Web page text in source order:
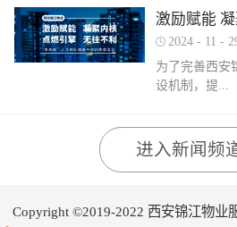
下的重要知识
考，比赛中，
出了各自领域
种共计取得了
的问题及知识
质部快速反应
内部专项培训
经验和答题技
充电，切勿长
车内严禁放置
移动电源等易
车载灭火器，
躺在床上、沙
可燃物品。
全，用完及时
“干烧”引发火
露水后不要立
获“全市技能
业曹林、张小
等奖”西安锦
竞赛“二等奖”
兵、潘保民、
刚、岳程妮等
奖”。在这个
升整个团队的
陕西省物业管
号。岁末回首
会召开盛会，
的广阔舞台上
1A期 项目经
江物业诸多优
表着西安锦江
奖是荣誉也是
们作为榜样领
2024 - 11 -
为了完善西安
设机制，提...
高物业服务水
计划的进行人
江物业组织开
进入新闻频
Copyright ©2019-2022 西安锦江物业